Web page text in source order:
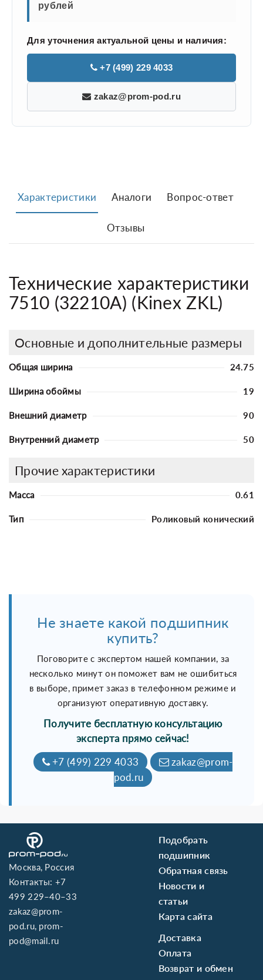
рублей
Для уточнения актуальной цены и наличия:
+7 (499) 229 4033
zakaz@prom-pod.ru
Характеристики Аналоги Вопрос-ответ
Отзывы
Технические характеристики
7510 (32210A) (Kinex ZKL)
Основные и дополнительные размеры
Общая ширина 24.75
Ширина обоймы 19
Внешний диаметр 90
Внутренний диаметр 50
Прочие характеристики
Масса 0.61
Тип Роликовый конический
Не знаете какой подшипник
купить?
Поговорите с экспертом нашей компании, за
несколько минут он поможет вам не ошибиться
в выборе, примет заказ в телефонном режиме и
организуют оперативную доставку.
Получите бесплатную консультацию
эксперта прямо сейчас!
+7 (499) 229 4033
zakaz@prom-
pod.ru
Москва, Россия
Контакты:+7
499 229–40–33
zakaz@prom-
pod.ru, prom-
pod@mail.ru
Подобрать
подшипник
Обратная связь
Новости и
статьи
Карта сайта
Доставка
Оплата
Возврат и обмен